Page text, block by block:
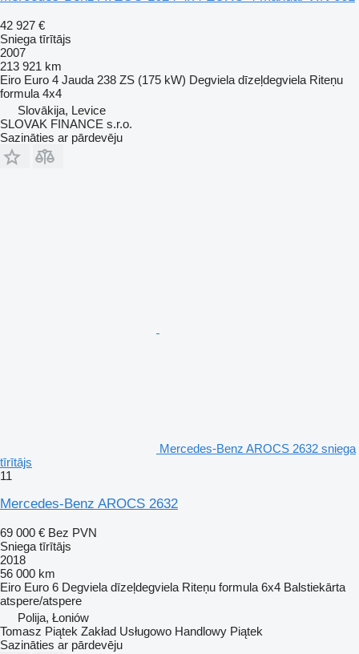
42 927 €
Sniega tīrītājs
2007
213 921 km
Eiro Euro 4 Jauda 238 ZS (175 kW) Degviela dīzeļdegviela Riteņu
formula 4x4
Slovākija, Levice
SLOVAK FINANCE s.r.o.
Sazināties ar pārdevēju
Mercedes-Benz AROCS 2632 sniega
tīrītājs
11
Mercedes-Benz AROCS 2632
69 000 € Bez PVN
Sniega tīrītājs
2018
56 000 km
Eiro Euro 6 Degviela dīzeļdegviela Riteņu formula 6x4 Balstiekārta
atspere/atspere
Polija, Łoniów
Tomasz Piątek Zakład Usługowo Handlowy Piątek
Sazināties ar pārdevēju